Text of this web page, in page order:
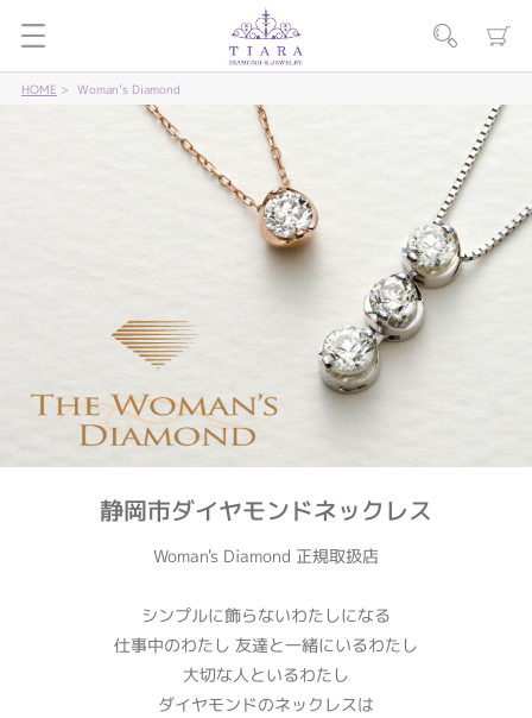
HOME Woman’s Diamond
静岡市ダイヤモンドネックレス
Woman's Diamond 正規取扱店
シンプルに飾らないわたしになる
仕事中のわたし 友達と一緒にいるわたし
大切な人といるわたし
ダイヤモンドのネックレスは